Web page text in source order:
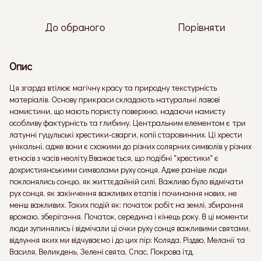
До обраного Порівняти
Опис
Ця згарда втілює магічну красу та природну текстурність
матеріалів. Основу прикраси складають натуральні лавові
намистини, що мають пористу поверхню, надаючи намисту
особливу фактурність та глибину. Центральним елементом є три
латунні гуцульські хрестики-сварги, копії старовинних. Ці хрести
унікальні, адже вони є схожими до різних солярних символів у різних
етносів з часів неоліту.Вважається, що подібні "хрестики" є
дохристиянськими символами руху сонця. Адже раніше люди
поклонялись сонцю, як життєдайній силі. Важливо було відмічати
рух сонця, як закінчення важливих етапів і починання нових, не
менш важливих. Таких подій як: початок робіт на землі, збирання
врожаю, зберігання. Початок, середина і кінець року. В ці моменти
люди зупинялись і відмічали ці очки руху сонця важливими святами,
відлуння яких ми відчуваємо і до цих пір: Коляда, Різдво, Меланії та
Василя, Великдень, Зелені свята, Спас, Покрова ітд.